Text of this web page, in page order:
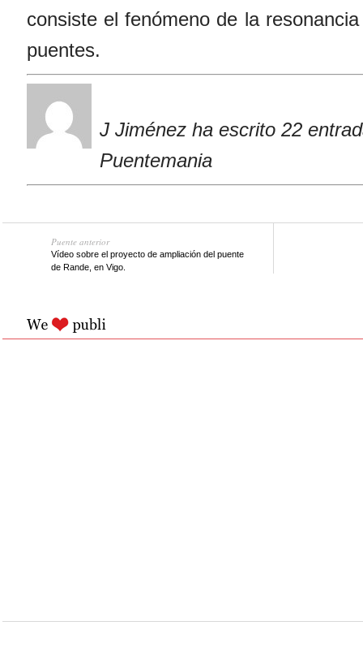
consiste el fenómeno de la
puentes.
J Jiménez ha escrito 22
Puentemania
Puente anterior
Vídeo sobre el proyecto de ampliación del puente
de Rande, en Vigo.